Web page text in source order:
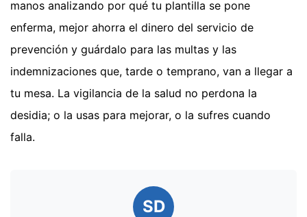
manos analizando por qué tu plantilla se pone
enferma, mejor ahorra el dinero del servicio de
prevención y guárdalo para las multas y las
indemnizaciones que, tarde o temprano, van a llegar a
tu mesa. La vigilancia de la salud no perdona la
desidia; o la usas para mejorar, o la sufres cuando
falla.
SD